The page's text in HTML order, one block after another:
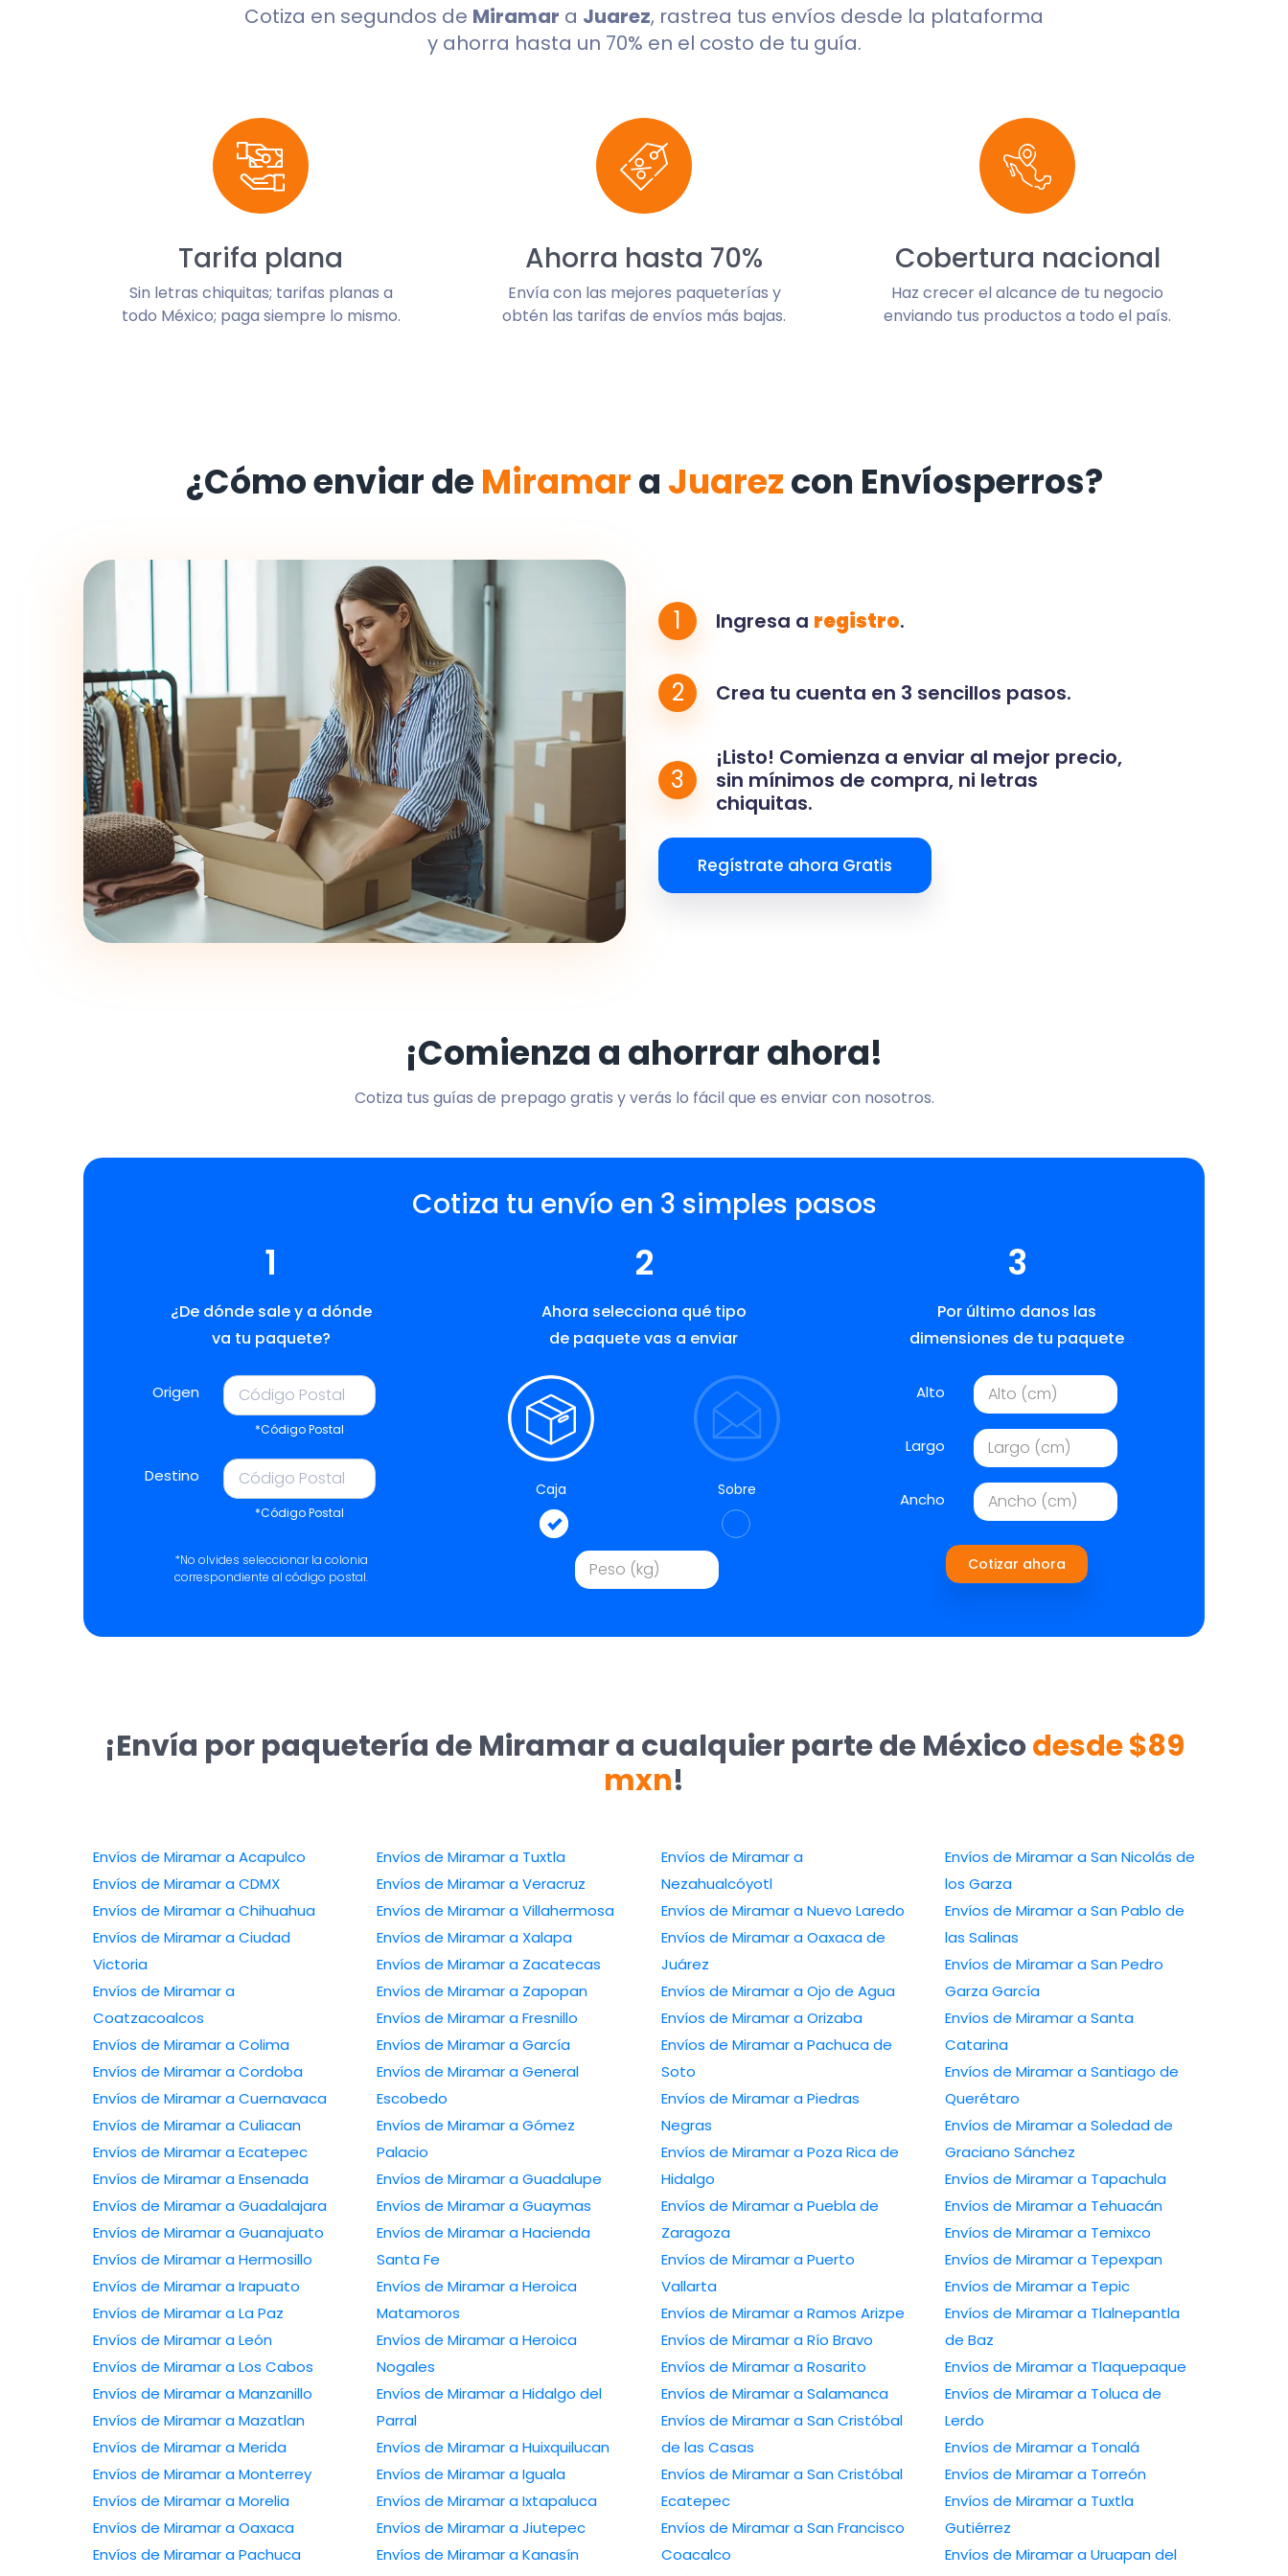
Cotiza en segundos de Miramar a Juarez, rastrea tus envíos desde la plataforma
y ahorra hasta un 70% en el costo de tu guía.
Tarifa plana
Sin letras chiquitas; tarifas planas a
todo México; paga siempre lo mismo.
Ahorra hasta 70%
Envía con las mejores paqueterías y
obtén las tarifas de envíos más bajas.
Cobertura nacional
Haz crecer el alcance de tu negocio
enviando tus productos a todo el país.
¿Cómo enviar de Miramara Juarezcon Envíosperros?
1 Ingresa a registro.
2 Crea tu cuenta en 3 sencillos pasos.
3
¡Listo! Comienza a enviar al mejor precio,
sin mínimos de compra, ni letras
chiquitas.
Regístrate ahora Gratis
¡Comienza a ahorrar ahora!
Cotiza tus guías de prepago gratis y verás lo fácil que es enviar con nosotros.
Cotiza tu envío en 3 simples pasos
1
¿De dónde sale y a dónde
va tu paquete?
Origen
*Código Postal
Destino
*Código Postal
*No olvides seleccionar la colonia
correspondiente al código postal.
2
Ahora selecciona qué tipo
de paquete vas a enviar
Caja Sobre
3
Por último danos las
dimensiones de tu paquete
Alto
Largo
Ancho
Cotizar ahora
¡Envía por paquetería de Miramar a cualquier parte de Méxicodesde $89
mxn!
Envíos de Miramar a Acapulco
Envíos de Miramar a CDMX
Envíos de Miramar a Chihuahua
Envíos de Miramar a Ciudad
Victoria
Envíos de Miramar a
Coatzacoalcos
Envíos de Miramar a Colima
Envíos de Miramar a Cordoba
Envíos de Miramar a Cuernavaca
Envíos de Miramar a Culiacan
Envíos de Miramar a Ecatepec
Envíos de Miramar a Ensenada
Envíos de Miramar a Guadalajara
Envíos de Miramar a Guanajuato
Envíos de Miramar a Hermosillo
Envíos de Miramar a Irapuato
Envíos de Miramar a La Paz
Envíos de Miramar a León
Envíos de Miramar a Los Cabos
Envíos de Miramar a Manzanillo
Envíos de Miramar a Mazatlan
Envíos de Miramar a Merida
Envíos de Miramar a Monterrey
Envíos de Miramar a Morelia
Envíos de Miramar a Oaxaca
Envíos de Miramar a Pachuca
Envíos de Miramar a Tuxtla
Envíos de Miramar a Veracruz
Envíos de Miramar a Villahermosa
Envíos de Miramar a Xalapa
Envíos de Miramar a Zacatecas
Envíos de Miramar a Zapopan
Envíos de Miramar a Fresnillo
Envíos de Miramar a García
Envíos de Miramar a General
Escobedo
Envíos de Miramar a Gómez
Palacio
Envíos de Miramar a Guadalupe
Envíos de Miramar a Guaymas
Envíos de Miramar a Hacienda
Santa Fe
Envíos de Miramar a Heroica
Matamoros
Envíos de Miramar a Heroica
Nogales
Envíos de Miramar a Hidalgo del
Parral
Envíos de Miramar a Huixquilucan
Envíos de Miramar a Iguala
Envíos de Miramar a Ixtapaluca
Envíos de Miramar a Jiutepec
Envíos de Miramar a Kanasín
Envíos de Miramar a
Nezahualcóyotl
Envíos de Miramar a Nuevo Laredo
Envíos de Miramar a Oaxaca de
Juárez
Envíos de Miramar a Ojo de Agua
Envíos de Miramar a Orizaba
Envíos de Miramar a Pachuca de
Soto
Envíos de Miramar a Piedras
Negras
Envíos de Miramar a Poza Rica de
Hidalgo
Envíos de Miramar a Puebla de
Zaragoza
Envíos de Miramar a Puerto
Vallarta
Envíos de Miramar a Ramos Arizpe
Envíos de Miramar a Río Bravo
Envíos de Miramar a Rosarito
Envíos de Miramar a Salamanca
Envíos de Miramar a San Cristóbal
de las Casas
Envíos de Miramar a San Cristóbal
Ecatepec
Envíos de Miramar a San Francisco
Coacalco
Envíos de Miramar a San Nicolás de
los Garza
Envíos de Miramar a San Pablo de
las Salinas
Envíos de Miramar a San Pedro
Garza García
Envíos de Miramar a Santa
Catarina
Envíos de Miramar a Santiago de
Querétaro
Envíos de Miramar a Soledad de
Graciano Sánchez
Envíos de Miramar a Tapachula
Envíos de Miramar a Tehuacán
Envíos de Miramar a Temixco
Envíos de Miramar a Tepexpan
Envíos de Miramar a Tepic
Envíos de Miramar a Tlalnepantla
de Baz
Envíos de Miramar a Tlaquepaque
Envíos de Miramar a Toluca de
Lerdo
Envíos de Miramar a Tonalá
Envíos de Miramar a Torreón
Envíos de Miramar a Tuxtla
Gutiérrez
Envíos de Miramar a Uruapan del